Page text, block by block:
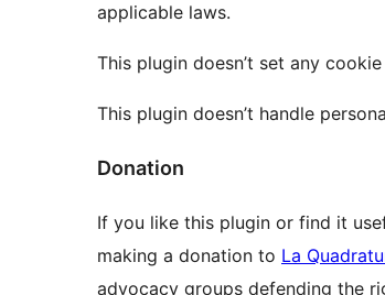
applicable laws.
This plugin doesn’t set any cookie
This plugin doesn’t handle
Donation
If you like this plugin or find it
making a donation to La
advocacy groups defending the